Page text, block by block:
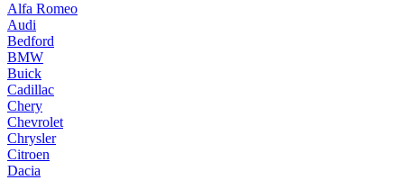
Alfa Romeo
Audi
Bedford
BMW
Buick
Cadillac
Chery
Chevrolet
Chrysler
Citroen
Dacia